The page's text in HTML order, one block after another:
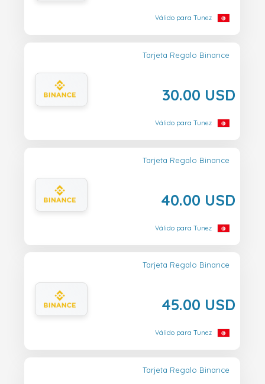
Válido para Tunez
Tarjeta Regalo Binance
30.00 USD
Válido para Tunez
Tarjeta Regalo Binance
40.00 USD
Válido para Tunez
Tarjeta Regalo Binance
45.00 USD
Válido para Tunez
Tarjeta Regalo Binance